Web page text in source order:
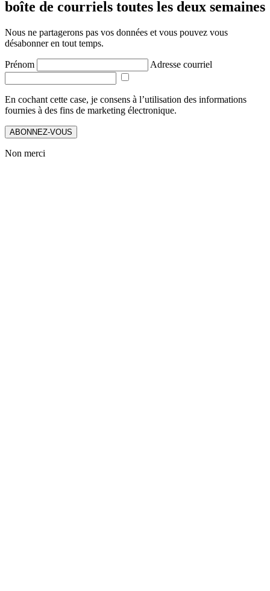
boîte de courriels toutes les deux semaines
Nous ne partagerons pas vos données et vous pouvez vous
désabonner en tout temps.
Prénom Adresse courriel
En cochant cette case, je consens à l’utilisation des informations
fournies à des fins de marketing électronique.
ABONNEZ-VOUS
Non merci